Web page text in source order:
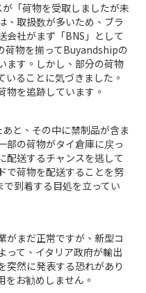
「荷物を受取しましたが未
、取扱数が多いため、ブラ
会社がまず「BNS」として
荷物を揃ってBuyandshipの
ます。しかし、部分の荷物
ることに気づきました。
物を追跡しています。
と、その中に禁制品が含ま
部の荷物がタイ倉庫に戻っ
配送するチャンスを逃して
で荷物を配送することを努
到着する目処を立ってい
がまだ正常ですが、新型コ
って、イタリア政府が輸出
突然に発表する恐れがあり
をお勧めしません。